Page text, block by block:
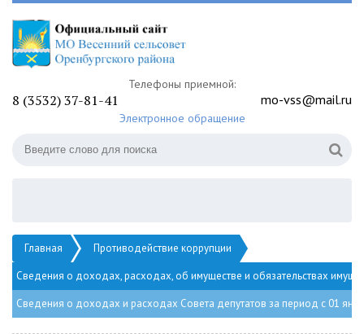
Телефоны приемной:
8 (3532) 37-81-41 mo-vss@mail.ru
Электронное обращение
Главная
Противодействие коррупции
Сведения о доходах, расходах, об имуществе и обязательствах
Сведения о доходах и расходах Совета депутатов за период с 01